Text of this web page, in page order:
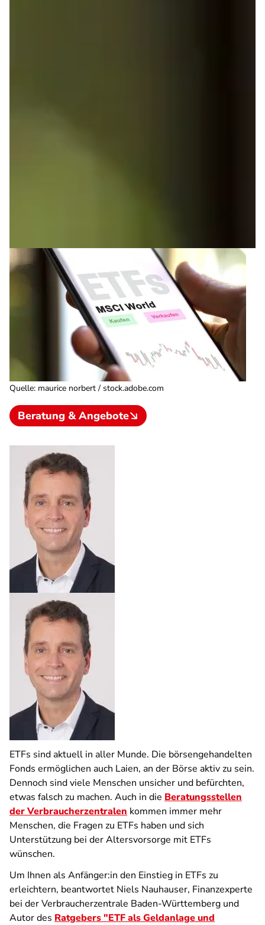
Quelle: maurice norbert / stock.adobe.com
Beratung & Angebote
ETFs sind aktuell in aller Munde. Die börsengehandelten
Fonds ermöglichen auch Laien, an der Börse aktiv zu sein.
Dennoch sind viele Menschen unsicher und befürchten,
etwas falsch zu machen. Auch in die Beratungsstellen
der Verbraucherzentralen kommen immer mehr
Menschen, die Fragen zu ETFs haben und sich
Unterstützung bei der Altersvorsorge mit ETFs
wünschen.
Um Ihnen als Anfänger:in den Einstieg in ETFs zu
erleichtern, beantwortet Niels Nauhauser, Finanzexperte
bei der Verbraucherzentrale Baden-Württemberg und
Autor des Ratgebers "ETF als Geldanlage und